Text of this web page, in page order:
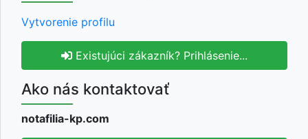
Vytvorenie profilu
Existujúci zákazník? Prihlásenie...
Ako nás kontaktovať
notafilia-kp.com